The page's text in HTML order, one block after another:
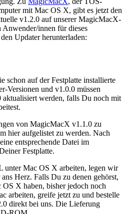
mit Mac OS X, gibt es jetzt den
v1.2.0 auf unserer MagicMacX-
innen für dieses
Updater herunterladen:
schon auf der Festplatte installierte
Versionen und v1.0.0 müssen
aktualisiert werden, falls Du noch mit
von MagicMacX v1.1.0 zu
hier aufgelistet zu werden. Nach
entsprechende Datei im
Festplatte.
unter Mac OS X arbeiten, legen wir
Herz. Falls Du zu denen gehörst,
X haben, bisher jedoch noch
arbeiten, greife jetzt zu und bestelle
direkt bei uns. Die Lieferung